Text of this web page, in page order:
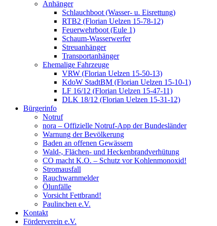
Anhänger
Schlauchboot (Wasser- u. Eisrettung)
RTB2 (Florian Uelzen 15-78-12)
Feuerwehrboot (Eule 1)
Schaum-Wasserwerfer
Streuanhänger
Transportanhänger
Ehemalige Fahrzeuge
VRW (Florian Uelzen 15-50-13)
KdoW StadtBM (Florian Uelzen 15-10-1)
LF 16/12 (Florian Uelzen 15-47-11)
DLK 18/12 (Florian Uelzen 15-31-12)
Bürgerinfo
Notruf
nora – Offizielle Notruf-App der Bundesländer
Warnung der Bevölkerung
Baden an offenen Gewässern
Wald-, Flächen- und Heckenbrandverhütung
CO macht K.O. – Schutz vor Kohlenmonoxid!
Stromausfall
Rauchwarnmelder
Ölunfälle
Vorsicht Fettbrand!
Paulinchen e.V.
Kontakt
Förderverein e.V.